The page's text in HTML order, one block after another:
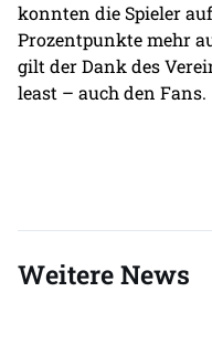
konnten die Spieler
Prozentpunkte mehr
gilt der Dank des
least – auch den Fans.
Weitere News